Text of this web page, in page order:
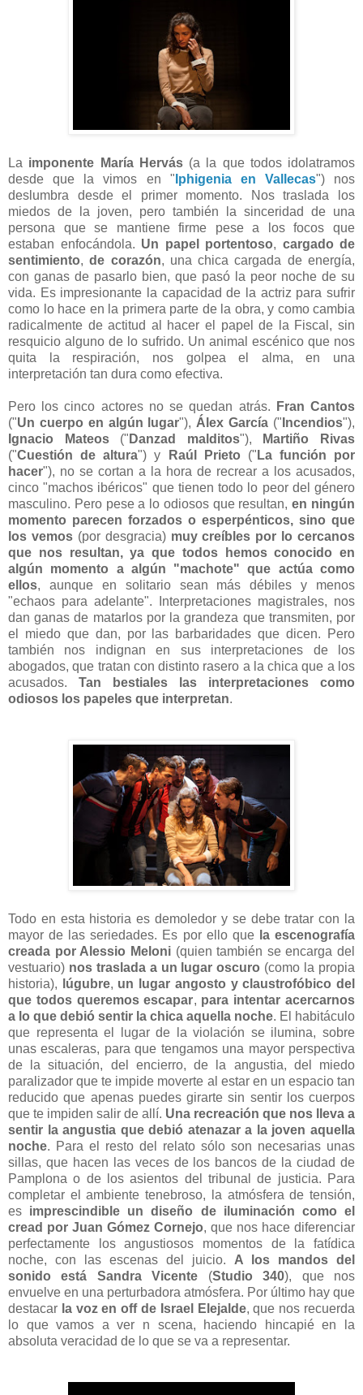
La imponente María Hervás (a la que todos idolatramos
desde que la vimos en " Iphigenia en Vallecas") nos
deslumbra desde el primer momento. Nos traslada los
miedos de la joven, pero también la sinceridad de una
persona que se mantiene firme pese a los focos que
estaban enfocándola. Un papel portentoso, cargado de
sentimiento,de corazón, una chica cargada de energía,
con ganas de pasarlo bien, que pasó la peor noche de su
vida. Es impresionante la capacidad de la actriz para sufrir
como lo hace en la primera parte de la obra, y como cambia
radicalmente de actitud al hacer el papel de la Fiscal, sin
resquicio alguno de lo sufrido. Un animal escénico que nos
quita la respiración, nos golpea el alma, en una
interpretación tan dura como efectiva.
Pero los cinco actores no se quedan atrás.
Fran Cantos
("Un cuerpo en algún lugar"), Álex García (" Incendios"),
Ignacio Mateos(" Danzad malditos"),
Martiño Rivas
("Cuestión de altura") y Raúl Prieto (" La función por
hacer"), no se cortan a la hora de recrear a los acusados,
cinco "machos ibéricos" que tienen todo lo peor del género
masculino. Pero pese a lo odiosos que resultan,en ningún
momento parecen forzados o esperpénticos, sino que
los vemos(por desgracia) muy creíbles por lo cercanos
que nos resultan, ya que todos hemos conocido en
algún momento a algún "machote" que actúa como
ellos, aunque en solitario sean más débiles y menos
"echaos para adelante". Interpretaciones magistrales, nos
dan ganas de matarlos por la grandeza que transmiten, por
el miedo que dan, por las barbaridades que dicen. Pero
también nos indignan en sus interpretaciones de los
abogados, que tratan con distinto rasero a la chica que a los
acusados. Tan bestiales las interpretaciones como
odiosos los papeles que interpretan.
Todo en esta historia es demoledor y se debe tratar con la
mayor de las seriedades. Es por ello que la escenografía
creada por Alessio Meloni (quien también se encarga del
vestuario) nos traslada a un lugar oscuro (como la propia
historia),
lúgubre, un lugar angosto y claustrofóbico del
que todos queremos escapar, para intentar acercarnos
a lo que debió sentir la chica aquella noche. El habitáculo
que representa el lugar de la violación se ilumina, sobre
unas escaleras, para que tengamos una mayor perspectiva
de la situación, del encierro, de la angustia, del miedo
paralizador que te impide moverte al estar en un espacio tan
reducido que apenas puedes girarte sin sentir los cuerpos
que te impiden salir de allí. Una recreación que nos lleva a
sentir la angustia que debió atenazar a la joven aquella
noche. Para el resto del relato sólo son necesarias unas
sillas, que hacen las veces de los bancos de la ciudad de
Pamplona o de los asientos del tribunal de justicia. Para
completar el ambiente tenebroso, la atmósfera de tensión,
es imprescindible un diseño de iluminación como el
cread por Juan Gómez Cornejo, que nos hace diferenciar
perfectamente los angustiosos momentos de la fatídica
noche, con las escenas del juicio. A los mandos del
sonido está Sandra Vicente (Studio 340), que nos
envuelve en una perturbadora atmósfera. Por último hay que
destacar la voz en off de Israel Elejalde, que nos recuerda
lo que vamos a ver n scena, haciendo hincapié en la
absoluta veracidad de lo que se va a representar.